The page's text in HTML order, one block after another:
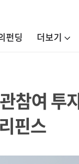
펀딩 더보기
참여 투
핀스